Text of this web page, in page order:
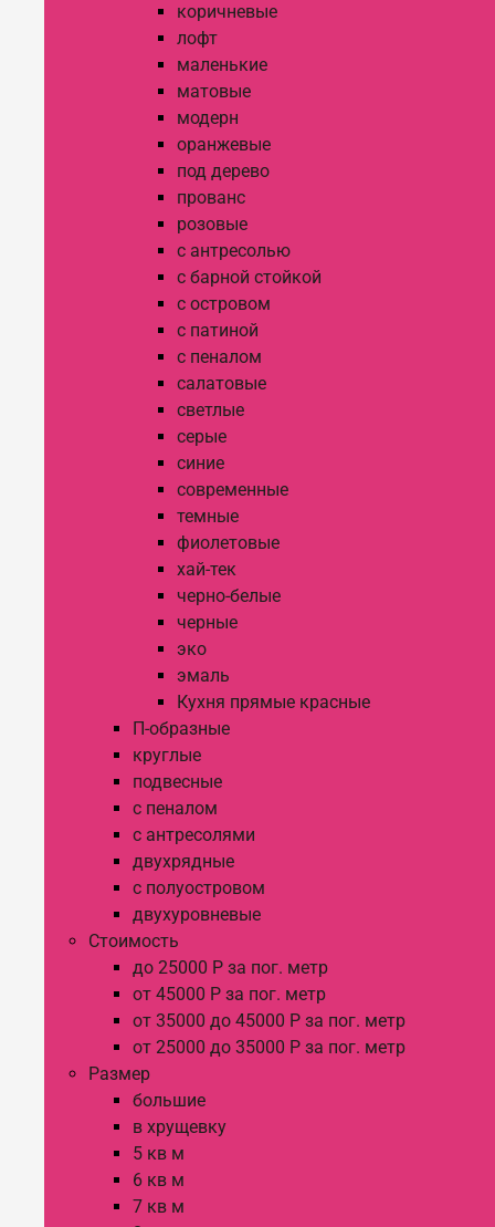
коричневые
лофт
маленькие
матовые
модерн
оранжевые
под дерево
прованс
розовые
с антресолью
с барной стойкой
с островом
с патиной
с пеналом
салатовые
светлые
серые
синие
современные
темные
фиолетовые
хай-тек
черно-белые
черные
эко
эмаль
Кухня прямые красные
П-образные
круглые
подвесные
с пеналом
с антресолями
двухрядные
с полуостровом
двухуровневые
Стоимость
до 25000 Р за пог. метр
от 45000 Р за пог. метр
от 35000 до 45000 Р за пог. метр
от 25000 до 35000 Р за пог. метр
Размер
большие
в хрущевку
5 кв м
6 кв м
7 кв м